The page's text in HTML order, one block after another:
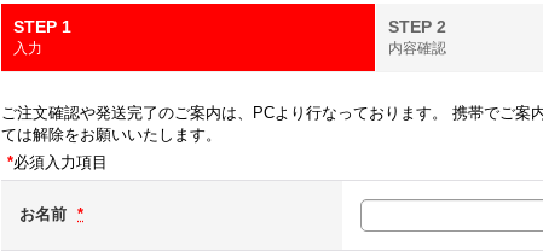
STEP 1
入力
STEP 2
内容確認
ご注文確認や発送完了のご案内は、PCより行なっております。 携帯でご
ては解除をお願いいたします。
*必須入力項目
お名前 *